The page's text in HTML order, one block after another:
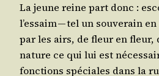
La jeune reine part donc :
l’es­saim — tel un sou­ve­rain
par les airs, de fleur en fleur,
nature ce qui lui est
fonc­tions spé­ciales dans la